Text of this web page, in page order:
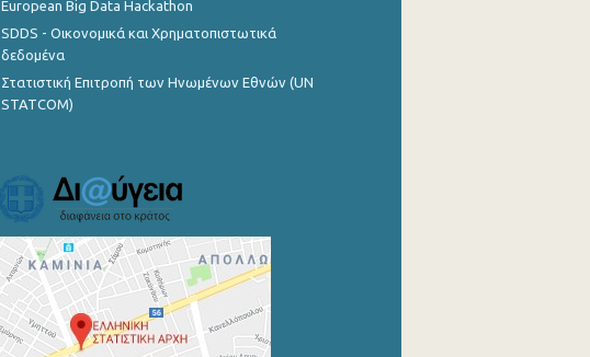
European Big Data Hackathon
SDDS - Οικονομικά και Χρηματοπιστωτικά
δεδομένα
Στατιστική Επιτροπή των Ηνωμένων Εθνών (UN
STATCOM)